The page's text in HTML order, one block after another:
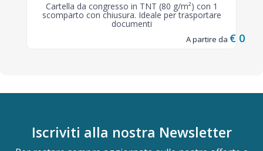
Cartella da congresso in TNT (80 g/m²) con 1
scomparto con chiusura. Ideale per trasportare
documenti
€ 0,52
Iscriviti alla nostra Newsletter